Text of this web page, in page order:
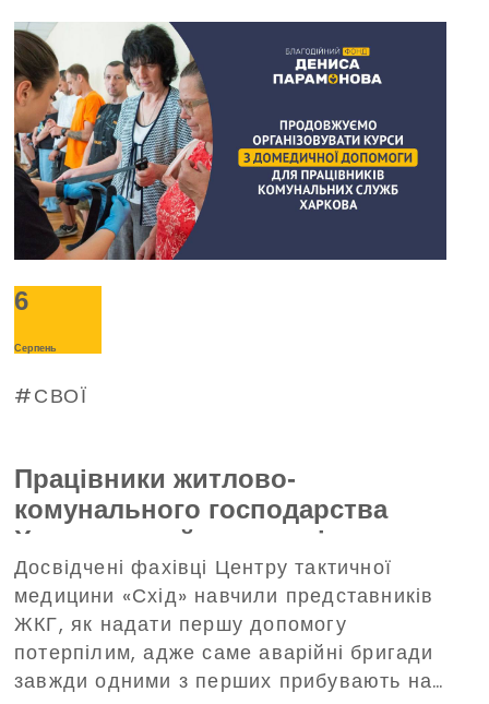
живлення під час масштабних
відключень електроенергії. З таким
проханням про допомогу до Фонду
звернулося керівництво «Буревісника».
6
Серпень
СВОЇ
Працівники житлово-
комунального господарства
Харкова пройшли тренінг з
домедичної допомоги, що
організований Благодійним
фондом Дениса Парамонова
Досвідчені фахівці Центру тактичної
медицини «Схід» навчили представників
ЖКГ, як надати першу допомогу
потерпілим, адже саме аварійні бригади
завжди одними з перших прибувають на